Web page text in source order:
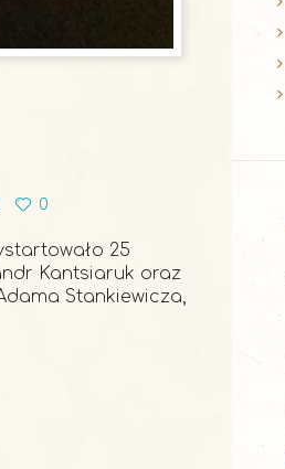
0
25
Kantsiaruk oraz
Stankiewicza,